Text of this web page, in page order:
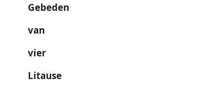
Gebeden
van
vier
Litause